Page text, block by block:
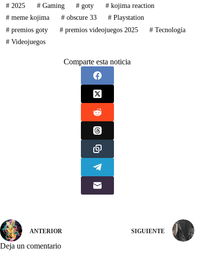
#2025 #Gaming # goty # kojima reaction
#meme kojima #obscure 33 # Playstation
#premios goty #premios videojuegos 2025 # Tecnología
#Videojuegos
Comparte esta noticia
ANTERIOR SIGUIENTE
Deja un comentario